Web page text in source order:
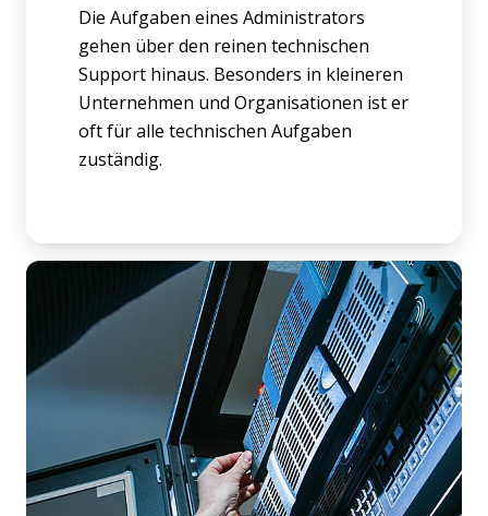
Die Aufgaben eines Administrators
gehen über den reinen technischen
Support hinaus. Besonders in kleineren
Unternehmen und Organisationen ist er
oft für alle technischen Aufgaben
zuständig.